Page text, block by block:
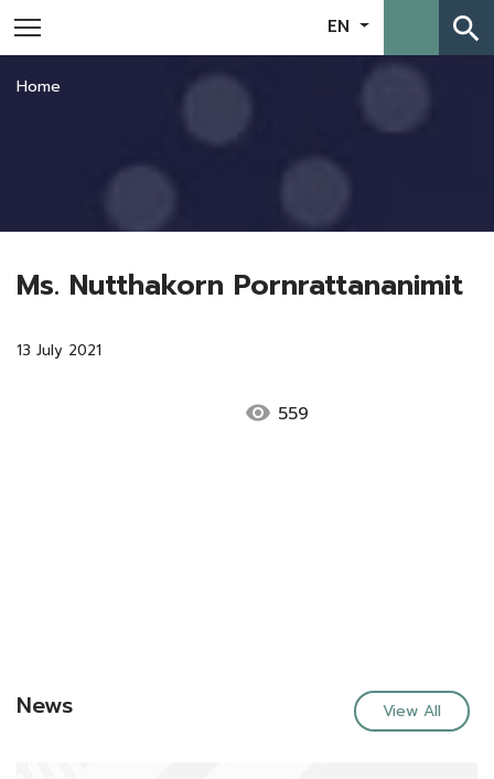
EN search
Home
Ms. Nutthakorn Pornrattananimit
13 July 2021
visibility 559
News View All